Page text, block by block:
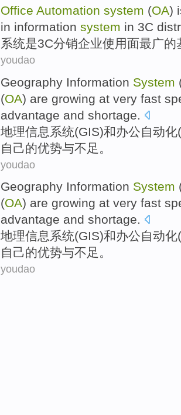
Office Automation system (OA)
in information system in 3C
系统是3C分销企业使用面最广的
youdao
Geography Information System
(OA) are growing at very fast
advantage and shortage
地理信息 系统(GIS)和办公自动化(
自己的优势与不足 。
youdao
Geography Information System
(OA) are growing at very fast
advantage and shortage.
地理信息系统(GIS)和办公自动化(
自己的优势与不足 。
youdao